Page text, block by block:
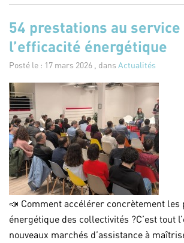
54 prestations au service
l’efficacité énergétique
Posté le : 17 mars 2026 , dans Actualités
📣 Comment accélérer concrètement les
énergétique des collectivités ?C’est tout
nouveaux marchés d’assistance à